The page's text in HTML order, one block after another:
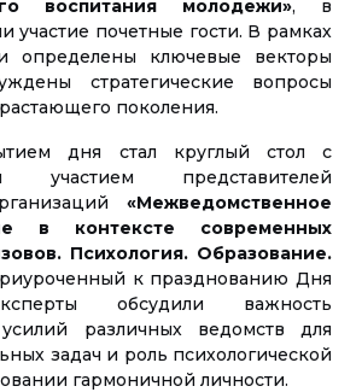
воспитания молодежи», в
участие почетные гости. В рамках
определены ключевые векторы
стратегические вопросы
поколения.
дня стал круглый стол с
участием представителей
«Межведомственное
в контексте современных
Психология. Образование.
к празднованию Дня
обсудили важность
различных ведомств для
задач и роль психологической
гармоничной личности.